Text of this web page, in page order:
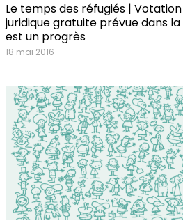
Le temps des réfugiés | Votation
juridique gratuite prévue dans la
est un progrès
18 mai 2016